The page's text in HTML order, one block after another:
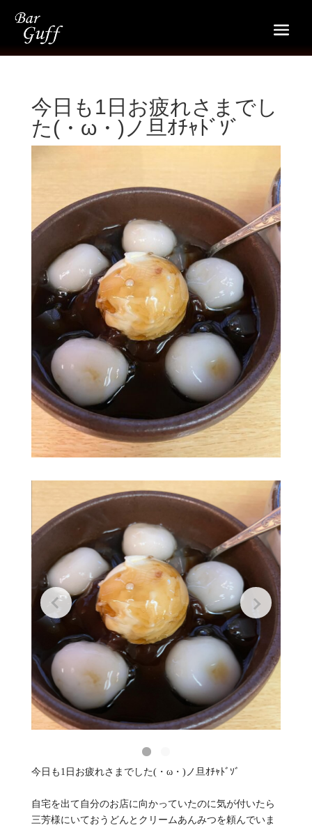
今日も1日お疲れさまでし
た(・ω・)ノ旦ｵﾁｬﾄﾞｿﾞ
今日も1日お疲れさまでした(・ω・)ノ旦ｵﾁｬﾄﾞｿﾞ
自宅を出て自分のお店に向かっていたのに気が付いたら
三芳様にいておうどんとクリームあんみつを頼んでいま